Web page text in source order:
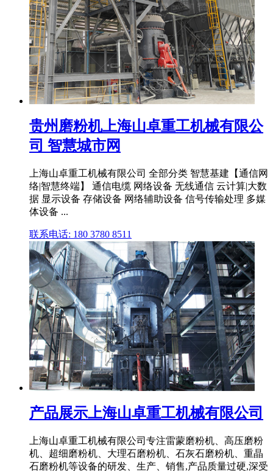
贵州磨粉机上海山卓重工机械有限公
司 智慧城市网
上海山卓重工机械有限公司 全部分类 智慧基建【通信网
络|智慧终端】 通信电缆 网络设备 无线通信 云计算|大数
据 显示设备 存储设备 网络辅助设备 信号传输处理 多媒
体设备 ...
联系电话: 180 3780 8511
产品展示上海山卓重工机械有限公司
上海山卓重工机械有限公司专注雷蒙磨粉机、高压磨粉
机、超细磨粉机、大理石磨粉机、石灰石磨粉机、重晶
石磨粉机等设备的研发、生产、销售,产品质量过硬,深受